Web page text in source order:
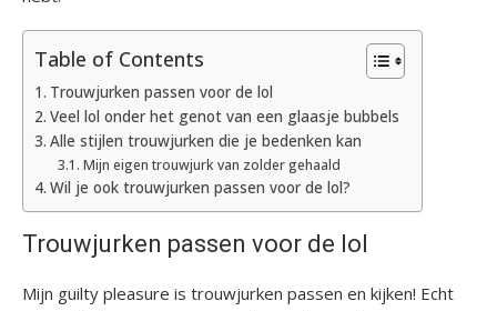
Table of Contents
Trouwjurken passen voor de lol
Veel lol onder het genot van een glaasje bubbels
Alle stijlen trouwjurken die je bedenken kan
Mijn eigen trouwjurk van zolder gehaald
Wil je ook trouwjurken passen voor de lol?
Trouwjurken passen voor de lol
Mijn guilty pleasure is trouwjurken passen en kijken! Echt